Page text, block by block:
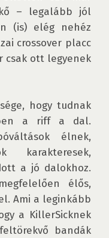
– legalább jól
(is) elég nehéz
crossover placc
csak ott legyenek
hogy tudnak
a riff a dal.
élnek,
a jó dalokhoz.
élős,
Ami a leginkább
a KillerSicknek
bandák